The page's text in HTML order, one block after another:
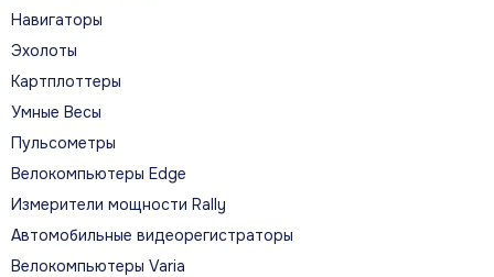
Навигаторы
Эхолоты
Картплоттеры
Умные Весы
Пульсометры
Велокомпьютеры Edge
Измерители мощности Rally
Автомобильные видеорегистраторы
Велокомпьютеры Varia